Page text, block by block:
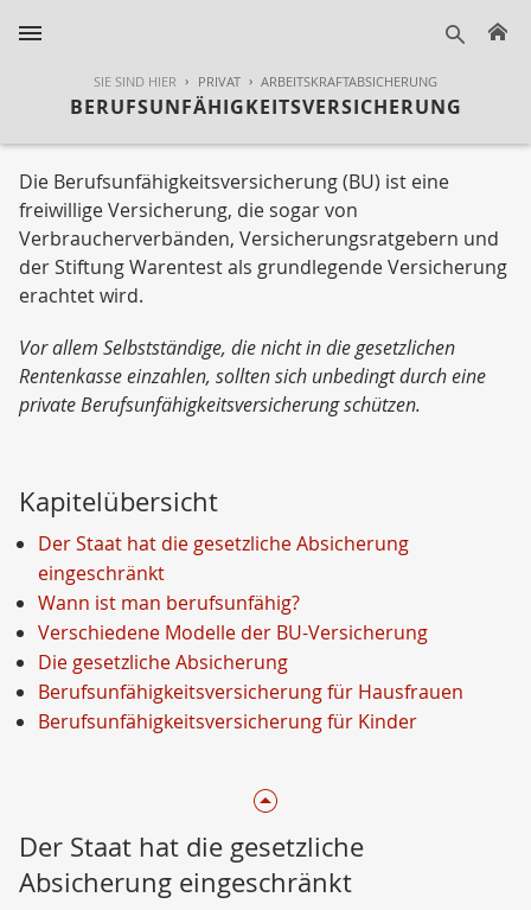
SIE SIND HIER PRIVAT ARBEITSKRAFTABSICHERUNG
BERUFSUNFÄHIGKEITSVERSICHERUNG
Die Berufsunfähigkeitsversicherung (BU) ist eine
freiwillige Versicherung, die sogar von
Verbraucherverbänden, Versicherungsratgebern und
der Stiftung Warentest als grundlegende Versicherung
erachtet wird.
Vor allem Selbstständige, die nicht in die gesetzlichen
Rentenkasse einzahlen, sollten sich unbedingt durch eine
private Berufsunfähigkeitsversicherung schützen.
Kapitelübersicht
Der Staat hat die gesetzliche Absicherung
eingeschränkt
Wann ist man berufsunfähig?
Verschiedene Modelle der BU-Versicherung
Die gesetzliche Absicherung
Berufsunfähigkeitsversicherung für Hausfrauen
Berufsunfähigkeitsversicherung für Kinder
Der Staat hat die gesetzliche
Absicherung eingeschränkt